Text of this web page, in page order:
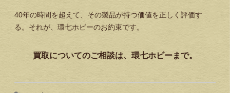
40年の時間を超えて、その製品が持つ価値を正しく評価す
る。それが、環七ホビーのお約束です。
買取についてのご相談は、環七ホビーまで。